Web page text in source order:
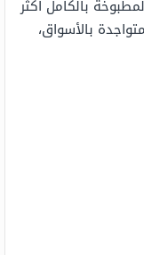
بالكامل أكثر
بالأسواق،